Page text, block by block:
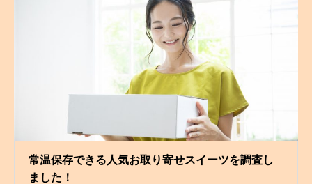
常温保存できる人気お取り寄せスイーツを調査し
ました！